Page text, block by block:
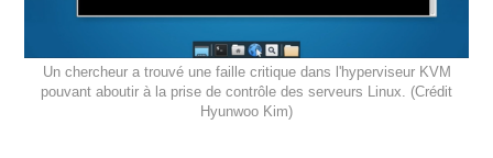
Un chercheur a trouvé une faille critique dans l'hyperviseur KVM
pouvant aboutir à la prise de contrôle des serveurs Linux. (Crédit
Hyunwoo Kim)